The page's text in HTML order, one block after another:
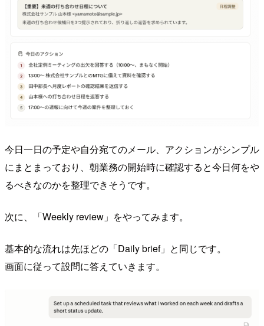
今日一日の予定や自分宛てのメール、アクションがシンプル
にまとまっており、朝業務の開始時に確認すると今日何をや
るべきなのかを整理できそうです。
次に、「Weekly review」をやってみます。
基本的な流れは先ほどの「Daily brief」と同じです。
画面に従って設問に答えていきます。